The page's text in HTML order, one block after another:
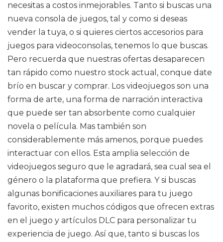
necesitas a costos inmejorables. Tanto si buscas una
nueva consola de juegos, tal y como si deseas
vender la tuya, o si quieres ciertos accesorios para
juegos para videoconsolas, tenemos lo que buscas.
Pero recuerda que nuestras ofertas desaparecen
tan rápido como nuestro stock actual, conque date
brío en buscar y comprar. Los videojuegos son una
forma de arte, una forma de narración interactiva
que puede ser tan absorbente como cualquier
novela o película. Mas también son
considerablemente más amenos, porque puedes
interactuar con ellos. Esta amplia selección de
videojuegos seguro que le agradará, sea cual sea el
género o la plataforma que prefiera. Y si buscas
algunas bonificaciones auxiliares para tu juego
favorito, existen muchos códigos que ofrecen extras
en el juego y artículos DLC para personalizar tu
experiencia de juego. Así que, tanto si buscas los